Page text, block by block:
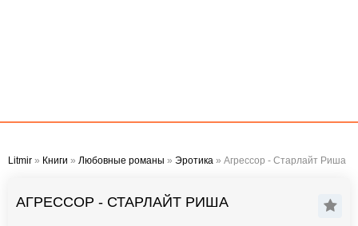
Litmir » Книги » Любовные романы » Эротика » Агрессор - Старлайт Риша
АГРЕССОР - СТАРЛАЙТ РИША